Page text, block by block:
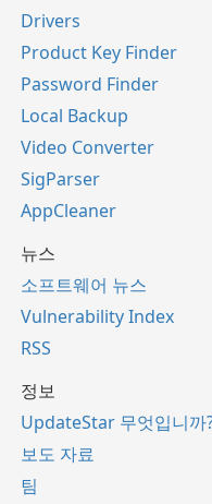
Drivers
Product Key Finder
Password Finder
Local Backup
Video Converter
SigParser
AppCleaner
뉴스
소프트웨어 뉴스
Vulnerability Index
RSS
정보
UpdateStar 무엇입니까
보도 자료
팀